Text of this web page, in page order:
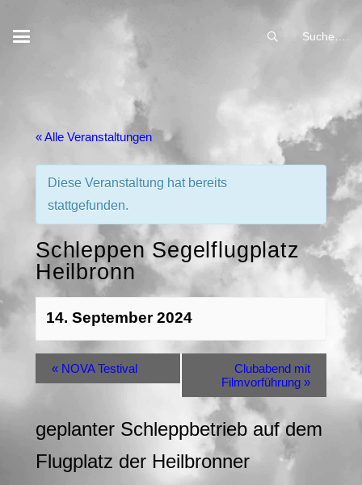
Suche….
« Alle Veranstaltungen
Diese Veranstaltung hat bereits
stattgefunden.
Schleppen Segelflugplatz
Heilbronn
14. September 2024
« NOVA Testival
Clubabend mit
Filmvorführung »
geplanter Schleppbetrieb auf dem
Flugplatz der Heilbronner